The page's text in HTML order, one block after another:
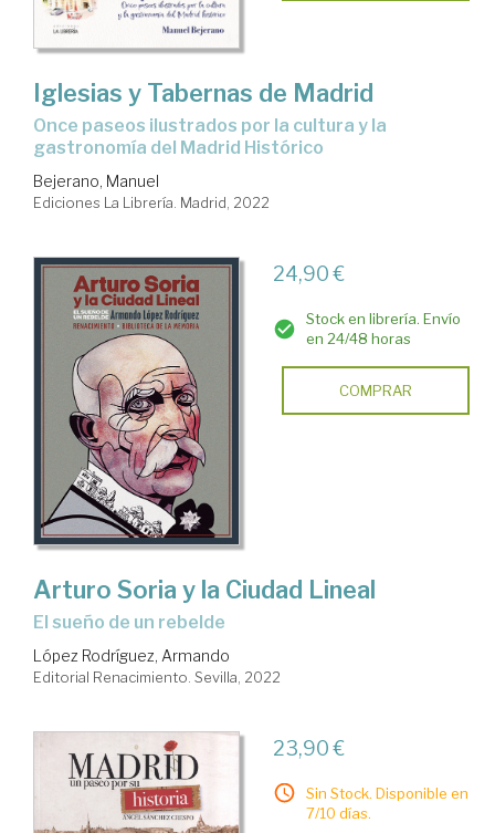
Iglesias y Tabernas de Madrid
once paseos ilustrados por la cultura y la
gastronomía del Madrid Histórico
Bejerano, Manuel
Ediciones La Librería. Madrid, 2022
24,90 €
Stock en librería. Envío
en 24/48 horas
COMPRAR
Arturo Soria y la Ciudad Lineal
el sueño de un rebelde
López Rodríguez, Armando
Editorial Renacimiento. Sevilla, 2022
23,90 €
Sin Stock. Disponible en
7/10 días.